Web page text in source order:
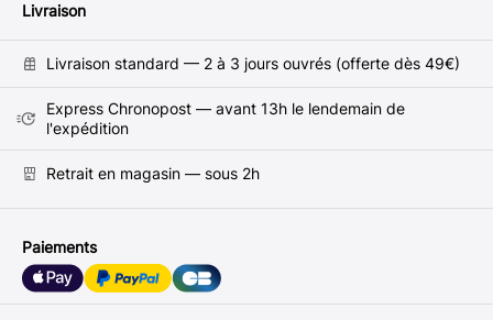
Livraison
Livraison standard — 2 à 3 jours ouvrés (offerte dès 49€)
Express Chronopost — avant 13h le lendemain de
l'expédition
Retrait en magasin — sous 2h
Paiements